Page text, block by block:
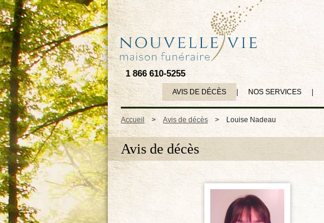
1 866 610-5255
AVIS DE DÉCÈS NOS SERVICES
Accueil > Avis de décès > Louise Nadeau
Avis de décès